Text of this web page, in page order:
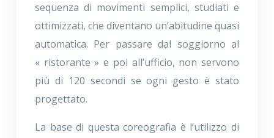
sequenza di movimenti semplici, studiati e
ottimizzati, che diventano un’abitudine quasi
automatica. Per passare dal soggiorno al
« ristorante » e poi all’ufficio, non servono
più di 120 secondi se ogni gesto è stato
progettato.
La base di questa coreografia è l’utilizzo di